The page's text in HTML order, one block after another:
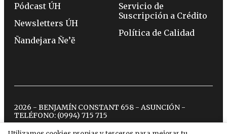
Pódcast ÚH
Newsletters ÚH
Ñandejara Ñe’ẽ
Servicio de
Suscripción a Crédito
Política de Calidad
2026 - BENJAMÍN CONSTANT 658 - ASUNCIÓN -
TELÉFONO: (0994) 715 715